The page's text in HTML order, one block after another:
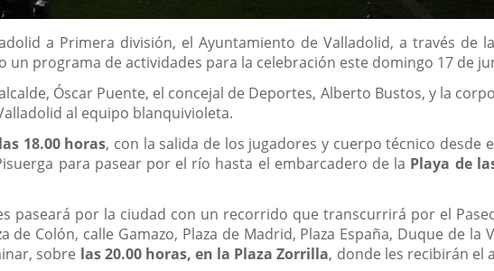
a Primera división, el Ayuntamiento de Valladolid, a través de
un programa de actividades para la celebración este domingo 17 de
Óscar Puente, el concejal de Deportes, Alberto Bustos, y la
al equipo blanquivioleta.
18.00 horas, con la salida de los jugadores y cuerpo técnico desde
para pasear por el río hasta el embarcadero de la Playa de
paseará por la ciudad con un recorrido que transcurrirá por el
de Colón, calle Gamazo, Plaza de Madrid, Plaza España, Duque de la
sobre las 20.00 horas, en la Plaza Zorrilla, donde les recibirán el